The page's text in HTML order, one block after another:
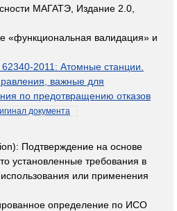
МАГАТЭ, Издание 2.0,
«функциональная валидация» и
2011: Атомные станции.
важные для
по предотвращению отказов
документа
Подтверждение на основе
установленные требования в
или применения
определение по ИСО